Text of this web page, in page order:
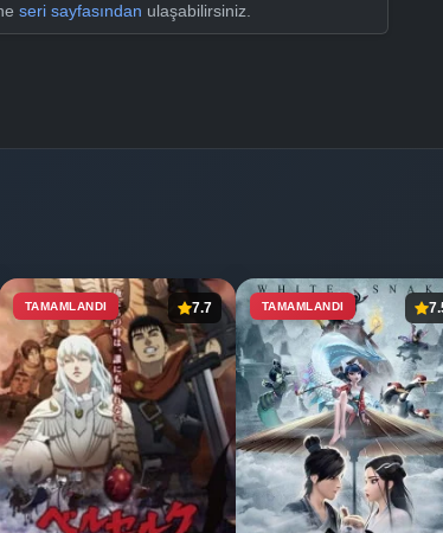
seri sayfasından ulaşabilirsiniz.
TAMAMLANDI 7.7 TAMAMLANDI